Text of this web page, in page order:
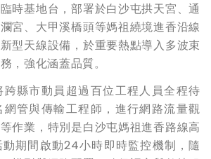
時基地台，部署於白沙屯拱天宮、通
宮、大甲溪橋頭等媽祖繞境進香沿線
型天線設備，於重要熱點導入多波束
，強化涵蓋品質。
縣市動員超過百位工程人員全程待
管與傳輸工程師，進行網路流量觀
作業，特別是白沙屯媽祖進香路線高
期間啟動24小時即時監控機制，隨